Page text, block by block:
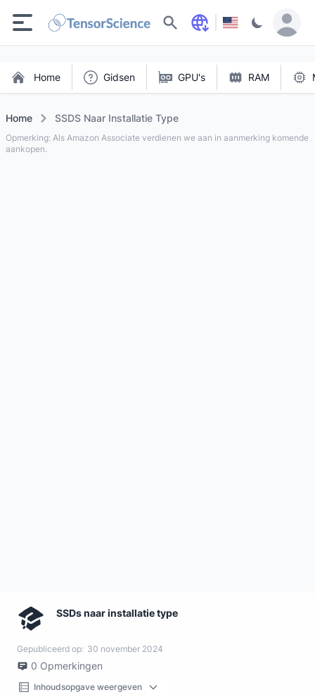
Zoeken
Home Gidsen GPU's RAM
Home SSDS Naar Installatie Type
Opmerking: Als Amazon Associate verdienen we aan in aanmerking komende
aankopen.
SSDs naar installatie type
Gepubliceerd op: 30 november 2024
0 Opmerkingen
Inhoudsopgave weergeven